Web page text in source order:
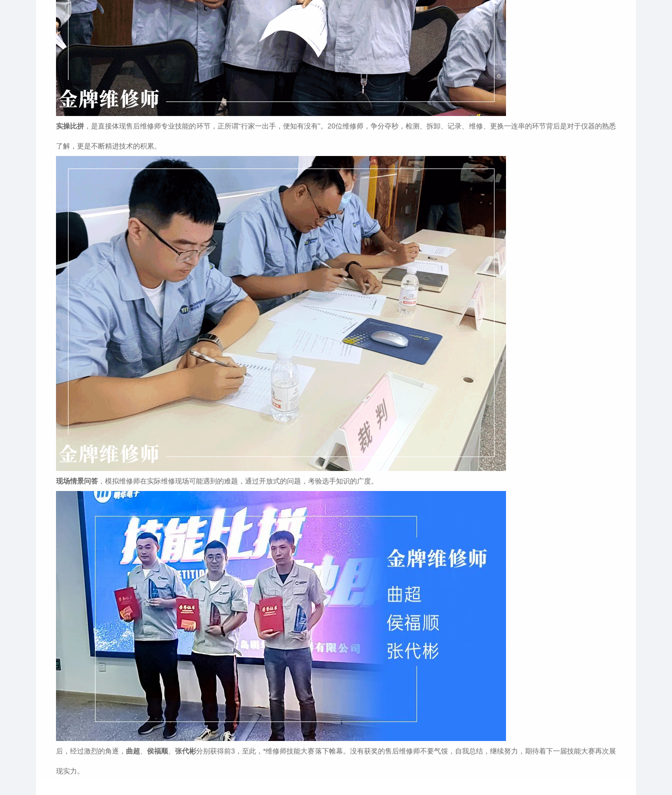
实操比拼 ，是直接体现售后维修师专业技能的环节，正所谓“行家一出手，便知有没有”。20位维修师，争分夺秒，检测、拆卸、记录、维修、更换一连串的环节背后是对于仪器的熟悉
了解，更是不断精进技术的积累。
现场情景问答 ，模拟维修师在实际维修现场可能遇到的难题，通过开放式的问题，考验选手知识的广度。
后，经过激烈的角逐， 曲超 、侯福顺 、张代彬分别获得前3，至此，*维修师技能大赛落下帷幕。没有获奖的售后维修师不要气馁，自我总结，继续努力，期待着下一届技能大赛再次展
现实力。